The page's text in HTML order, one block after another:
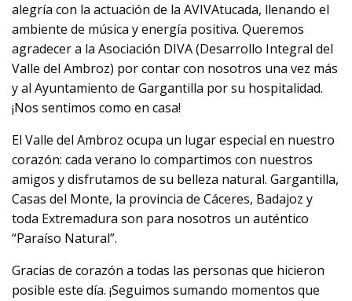
alegría con la actuación de la AVIVAtucada, llenando el
ambiente de música y energía positiva. Queremos
agradecer a la Asociación DIVA (Desarrollo Integral del
Valle del Ambroz) por contar con nosotros una vez más
y al Ayuntamiento de Gargantilla por su hospitalidad.
¡Nos sentimos como en casa!
El Valle del Ambroz ocupa un lugar especial en nuestro
corazón: cada verano lo compartimos con nuestros
amigos y disfrutamos de su belleza natural. Gargantilla,
Casas del Monte, la provincia de Cáceres, Badajoz y
toda Extremadura son para nosotros un auténtico
“Paraíso Natural”.
Gracias de corazón a todas las personas que hicieron
posible este día. ¡Seguimos sumando momentos que